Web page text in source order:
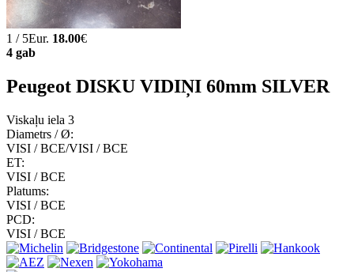
1 / 5Eur. 18.00€
4 gab
Peugeot DISKU VIDIŅI 60mm SILVER
Viskaļu iela 3
Diametrs / Ø:
VISI / ВСЕ/VISI / ВСЕ
ET:
VISI / ВСЕ
Platums:
VISI / ВСЕ
PCD:
VISI / ВСЕ